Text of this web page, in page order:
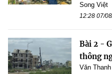
Song Việt
12:28 07/
Bài 2 -
thông
Văn Thanh